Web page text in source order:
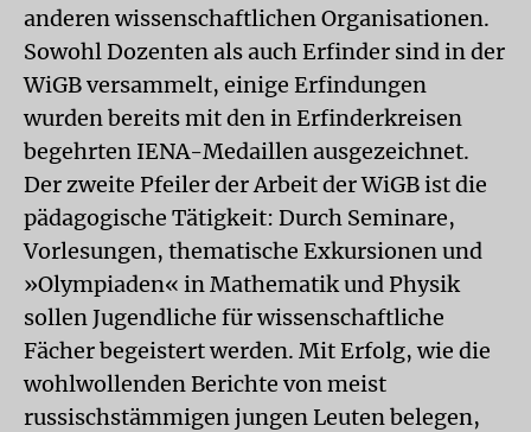
anderen wissenschaftlichen Organisationen.
Sowohl Dozenten als auch Erfinder sind in der
WiGB versammelt, einige Erfindungen
wurden bereits mit den in Erfinderkreisen
begehrten IENA-Medaillen ausgezeichnet.
Der zweite Pfeiler der Arbeit der WiGB ist die
pädagogische Tätigkeit: Durch Seminare,
Vorlesungen, thematische Exkursionen und
»Olympiaden« in Mathematik und Physik
sollen Jugendliche für wissenschaftliche
Fächer begeistert werden. Mit Erfolg, wie die
wohlwollenden Berichte von meist
russischstämmigen jungen Leuten belegen,